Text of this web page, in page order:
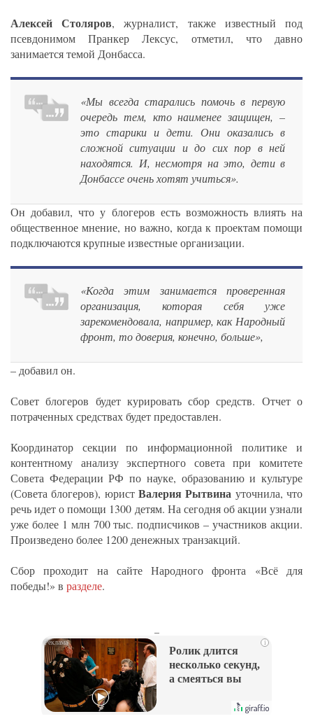
Алексей Столяров, журналист, также известный под
псевдонимом Пранкер Лексус, отметил, что давно
занимается темой Донбасса.
«Мы всегда старались помочь в первую
очередь тем, кто наименее защищен, –
это старики и дети. Они оказались в
сложной ситуации и до сих пор в ней
находятся. И, несмотря на это, дети в
Донбассе очень хотят учиться».
Он добавил, что у блогеров есть возможность влиять на
общественное мнение, но важно, когда к проектам помощи
подключаются крупные известные организации.
«Когда этим занимается проверенная
организация, которая себя уже
зарекомендовала, например, как Народный
фронт, то доверия, конечно, больше»,
– добавил он.
Совет блогеров будет курировать сбор средств. Отчет о
потраченных средствах будет предоставлен.
Координатор секции по информационной политике и
контентному анализу экспертного совета при комитете
Совета Федерации РФ по науке, образованию и культуре
(Совета блогеров), юрист Валерия Рытвина уточнила, что
речь идет о помощи 1300 детям. На сегодня об акции узнали
уже более 1 млн 700 тыс. подписчиков – участников акции.
Произведено более 1200 денежных транзакций.
Сбор проходит на сайте Народного фронта «Всё для
победы!» в разделе.
i
Ролик длится
несколько секунд,
а смеяться вы